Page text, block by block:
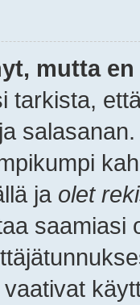
mutta
tarkista,
ja olet
saamiasi